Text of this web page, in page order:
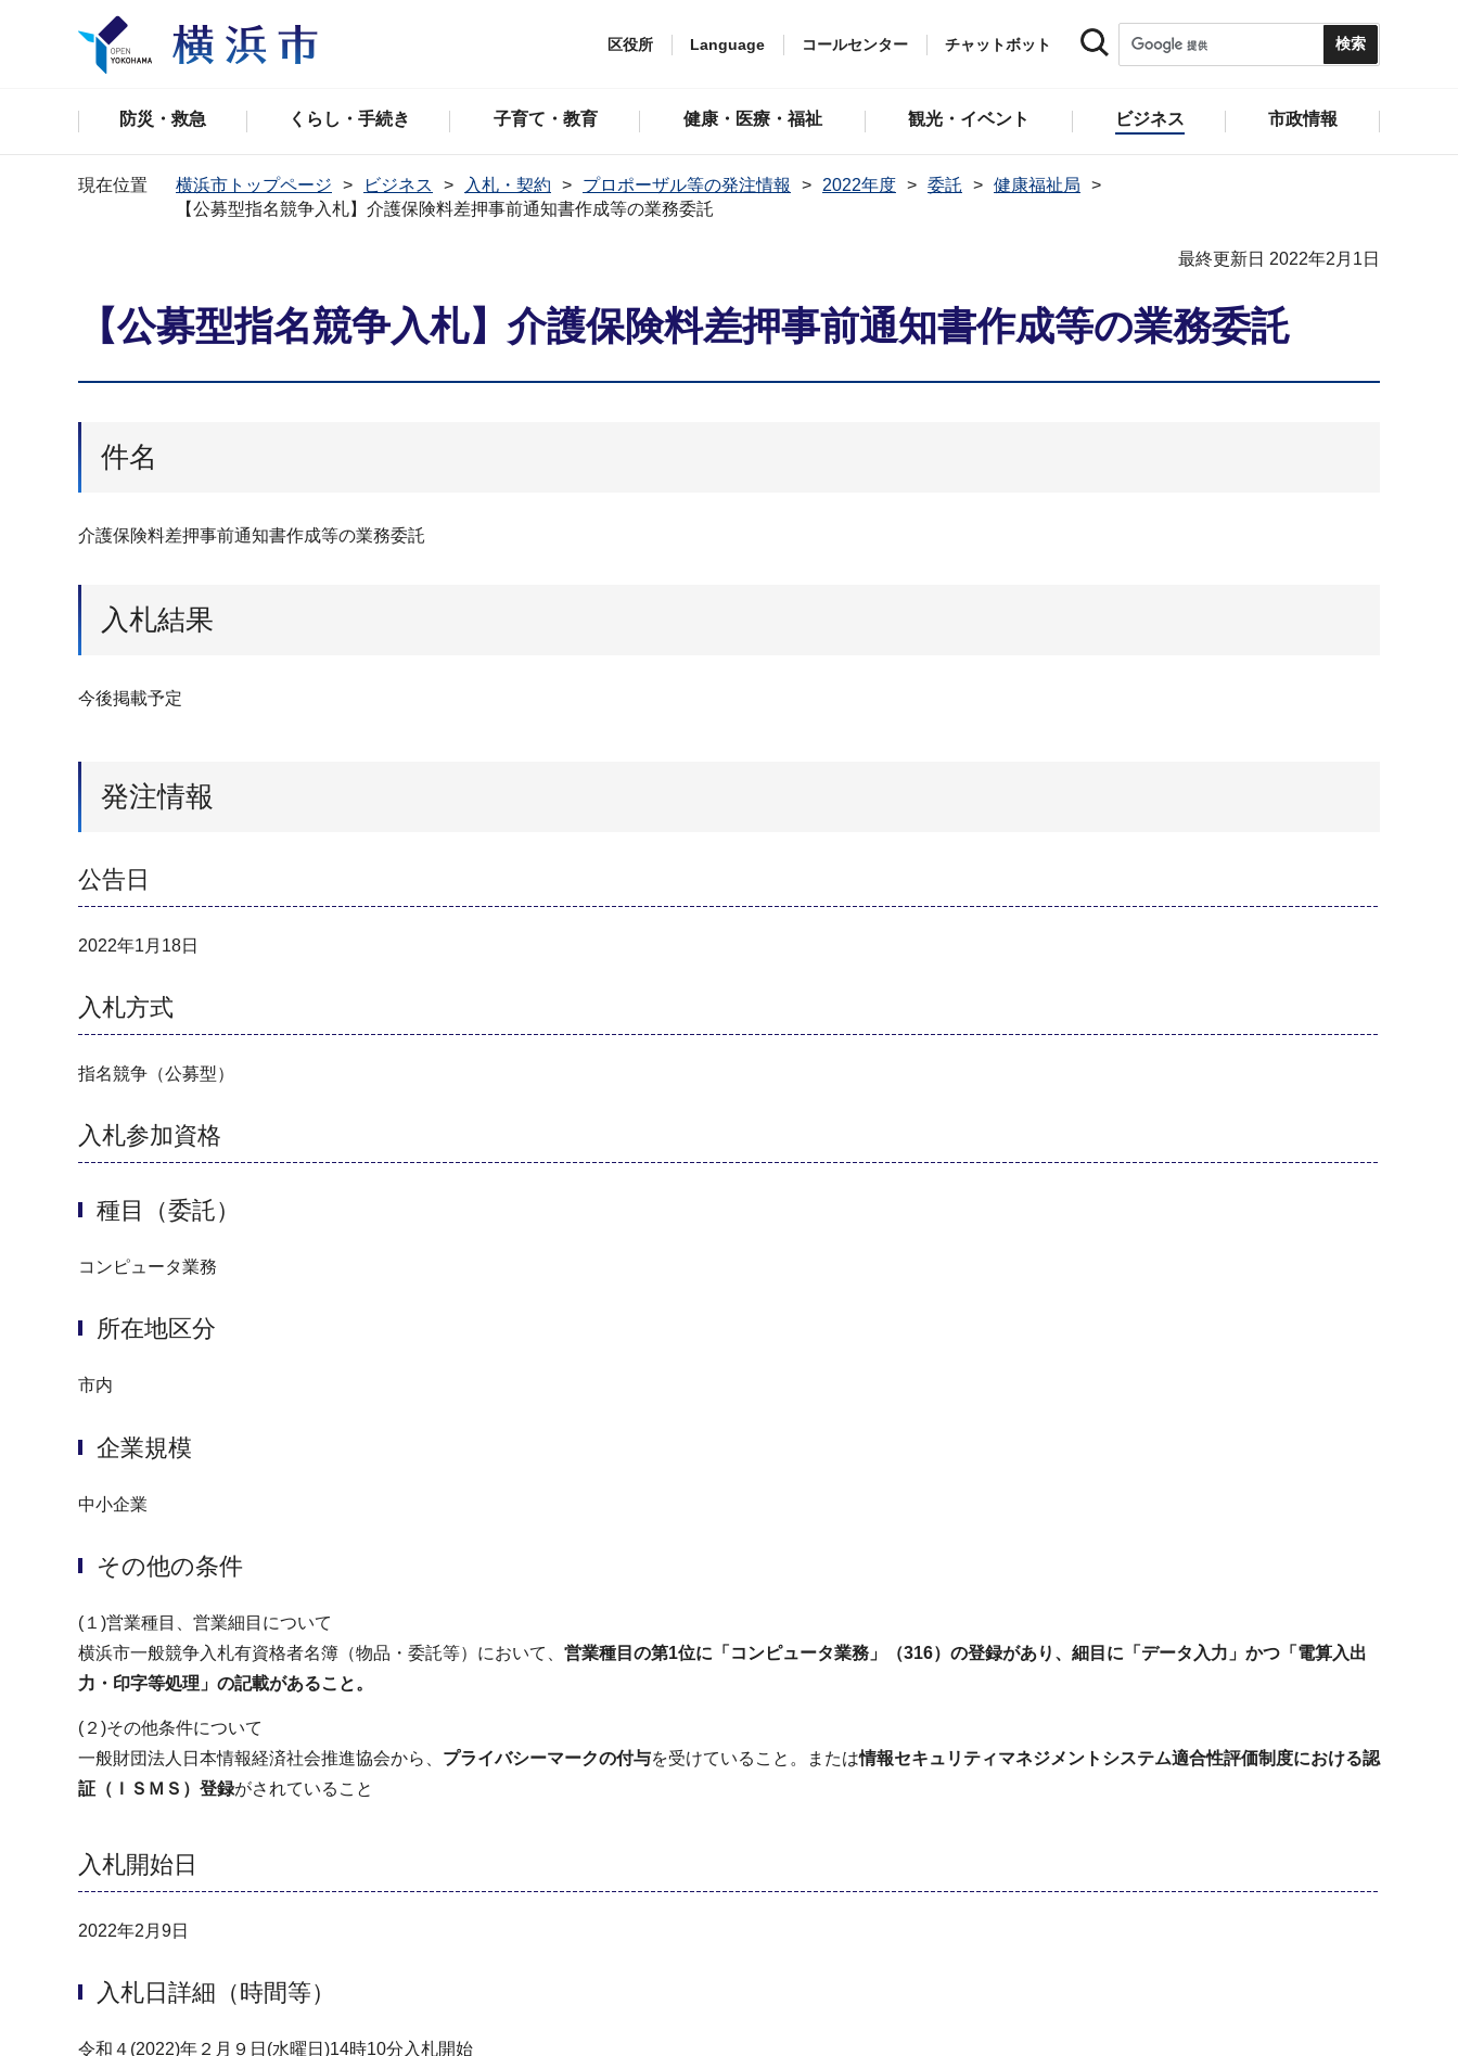
区役所 Language コールセンター チャットボット
防災・救急 くらし・手続き 子育て・教育 健康・医療・福祉 観光・イベント ビジネス 市政情報
現在位置 横浜市トップページ ビジネス 入札・契約 プロポーザル等の発注情報 2022年度 委託
健康福祉局
【公募型指名競争入札】介護保険料差押事前通知書作成等の業務委託
最終更新日 2022年2月1日
【公募型指名競争入札】介護保険料差押事前通知書作成等の業務委託
件名
介護保険料差押事前通知書作成等の業務委託
入札結果
今後掲載予定
発注情報
公告日
2022年1月18日
入札方式
指名競争（公募型）
入札参加資格
種目（委託）
コンピュータ業務
所在地区分
市内
企業規模
中小企業
その他の条件
(１)営業種目、営業細目について
横浜市一般競争入札有資格者名簿（物品・委託等）において、 営業種目の第1位に「コンピュータ業務」（316）の登録があり、細目に「データ入力」かつ「電算入出
力・印字等処理」の記載があること。
(２)その他条件について
一般財団法人日本情報経済社会推進協会から、 プライバシーマークの付与を受けていること。または情報セキュリティマネジメントシステム適合性評価制度における認
証（ＩＳＭＳ）登録がされていること
入札開始日
2022年2月9日
入札日詳細（時間等）
令和４(2022)年２月９日(水曜日)14時10分入札開始